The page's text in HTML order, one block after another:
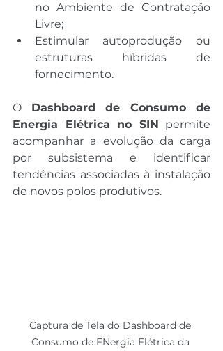
no Ambiente de Contratação
Livre;
Estimular autoprodução ou
estruturas híbridas de
fornecimento.
O Dashboard de Consumo de
Energia Elétrica no SIN permite
acompanhar a evolução da carga
por subsistema e identificar
tendências associadas à instalação
de novos polos produtivos.
Captura de Tela do Dashboard de
Consumo de ENergia Elétrica da